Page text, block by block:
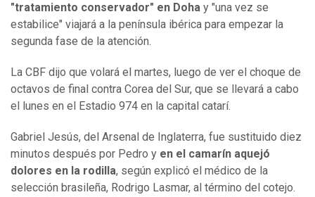
"tratamiento conservador" en Doha y "una vez se
estabilice" viajará a la península ibérica para empezar la
segunda fase de la atención.
La CBF dijo que volará el martes, luego de ver el choque de
octavos de final contra Corea del Sur, que se llevará a cabo
el lunes en el Estadio 974 en la capital catarí.
Gabriel Jesús, del Arsenal de Inglaterra, fue sustituido diez
minutos después por Pedro y en el camarín aquejó
dolores en la rodilla, según explicó el médico de la
selección brasileña, Rodrigo Lasmar, al término del cotejo.